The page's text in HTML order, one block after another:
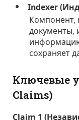
Indexer
Компонент,
документы,
сохраняет
Ключевые
Claims)
Claim 1